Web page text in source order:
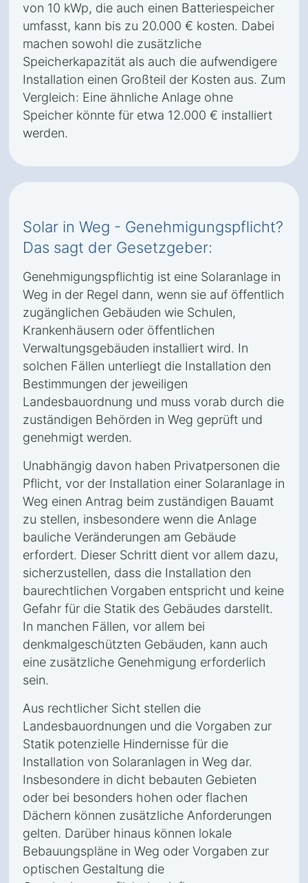
von 10 kWp, die auch einen Batteriespeicher
umfasst, kann bis zu 20.000 € kosten. Dabei
machen sowohl die zusätzliche
Speicherkapazität als auch die aufwendigere
Installation einen Großteil der Kosten aus. Zum
Vergleich: Eine ähnliche Anlage ohne
Speicher könnte für etwa 12.000 € installiert
werden.
Solar in Weg - Genehmigungspflicht?
Das sagt der Gesetzgeber:
Genehmigungspflichtig ist eine Solaranlage in
Weg in der Regel dann, wenn sie auf öffentlich
zugänglichen Gebäuden wie Schulen,
Krankenhäusern oder öffentlichen
Verwaltungsgebäuden installiert wird. In
solchen Fällen unterliegt die Installation den
Bestimmungen der jeweiligen
Landesbauordnung und muss vorab durch die
zuständigen Behörden in Weg geprüft und
genehmigt werden.
Unabhängig davon haben Privatpersonen die
Pflicht, vor der Installation einer Solaranlage in
Weg einen Antrag beim zuständigen Bauamt
zu stellen, insbesondere wenn die Anlage
bauliche Veränderungen am Gebäude
erfordert. Dieser Schritt dient vor allem dazu,
sicherzustellen, dass die Installation den
baurechtlichen Vorgaben entspricht und keine
Gefahr für die Statik des Gebäudes darstellt.
In manchen Fällen, vor allem bei
denkmalgeschützten Gebäuden, kann auch
eine zusätzliche Genehmigung erforderlich
sein.
Aus rechtlicher Sicht stellen die
Landesbauordnungen und die Vorgaben zur
Statik potenzielle Hindernisse für die
Installation von Solaranlagen in Weg dar.
Insbesondere in dicht bebauten Gebieten
oder bei besonders hohen oder flachen
Dächern können zusätzliche Anforderungen
gelten. Darüber hinaus können lokale
Bebauungspläne in Weg oder Vorgaben zur
optischen Gestaltung die